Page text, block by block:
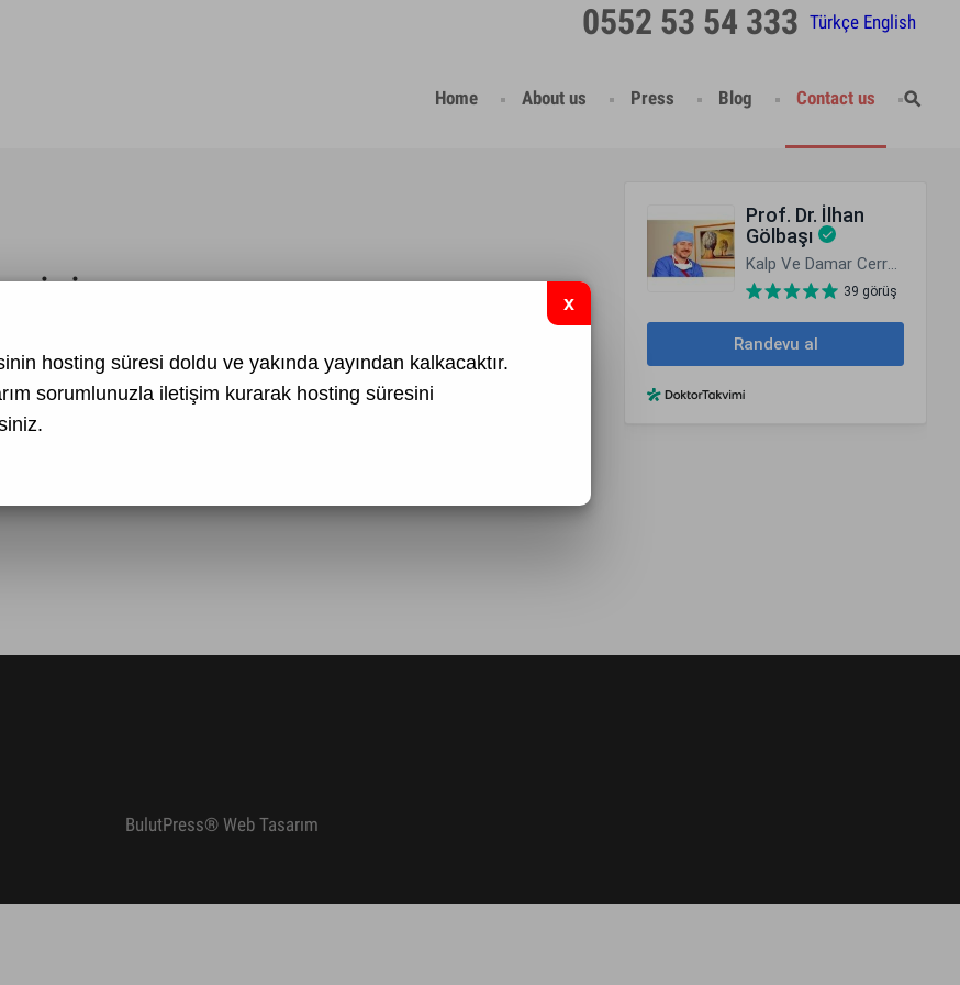
Türkçe English
0552 53 54 333
Home About us Press Blog Contact us
sitesi, A blok, Kat:1, No:4 Muratpaşa / ANTALYA
hosting süresi doldu ve yakında yayından kalkacaktır.
sorumlunuzla iletişim kurarak hosting süresini
BulutPress® Web Tasarım